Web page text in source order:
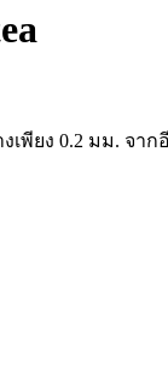
พียง 0.2 มม. จา